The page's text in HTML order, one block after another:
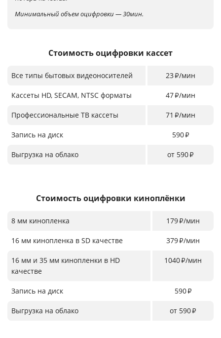
Минимальный объем оцифровки — 30мин.
Стоимость оцифровки кассет
Все типы бытовых видеоносителей 23₽/мин
Кассеты HD, SECAM, NTSC форматы 47₽/мин
Профессиональные ТВ кассеты 71 ₽/мин
Запись на диск 590₽
Выгрузка на облако от 590₽
Стоимость оцифровки киноплёнки
8 мм кинопленка 179₽/мин
16 мм кинопленка в SD качестве 379₽/мин
16 мм и 35 мм кинопленки в HD
качестве
1040₽/мин
Запись на диск 590₽
Выгрузка на облако от 590₽